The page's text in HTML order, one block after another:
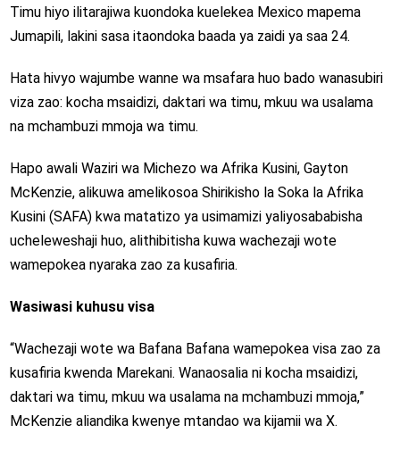
Timu hiyo ilitarajiwa kuondoka kuelekea Mexico mapema
Jumapili, lakini sasa itaondoka baada ya zaidi ya saa 24.
Hata hivyo wajumbe wanne wa msafara huo bado wanasubiri
viza zao: kocha msaidizi, daktari wa timu, mkuu wa usalama
na mchambuzi mmoja wa timu.
Hapo awali Waziri wa Michezo wa Afrika Kusini, Gayton
McKenzie, alikuwa amelikosoa Shirikisho la Soka la Afrika
Kusini (SAFA) kwa matatizo ya usimamizi yaliyosababisha
ucheleweshaji huo, alithibitisha kuwa wachezaji wote
wamepokea nyaraka zao za kusafiria.
Wasiwasi kuhusu visa
“Wachezaji wote wa Bafana Bafana wamepokea visa zao za
kusafiria kwenda Marekani. Wanaosalia ni kocha msaidizi,
daktari wa timu, mkuu wa usalama na mchambuzi mmoja,”
McKenzie aliandika kwenye mtandao wa kijamii wa X.